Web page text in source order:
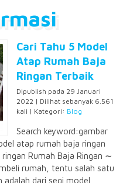
Cari Tahu 5 Model
Atap Rumah Baja
Ringan Terbaik
Dipublish pada 29 Januari
2022 | Dilihat sebanyak 6.561
kali | Kategori: Blog
Search keyword:gambar
atap rumah baja ringan
Rumah Baja Ringan ∼
rumah, tentu salah satu
dari segi model